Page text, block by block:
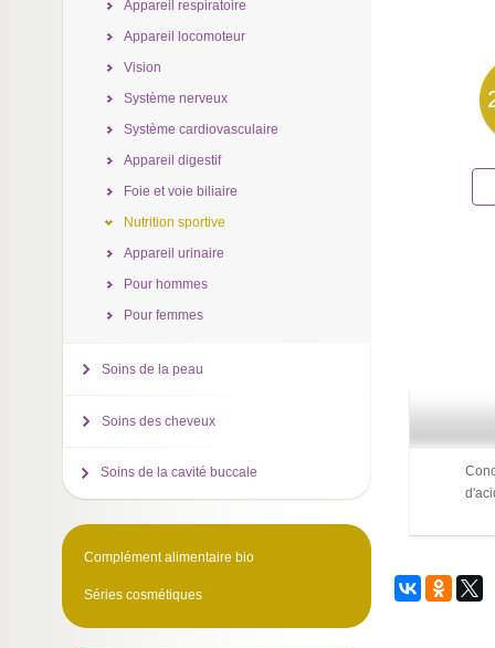
Appareil respiratoire
Appareil locomoteur
Vision
Système nerveux
Système cardiovasculaire
Appareil digestif
Foie et voie biliaire
Nutrition sportive
Appareil urinaire
Pour hommes
Pour femmes
Soins de la peau
Soins des cheveux
Soins de la cavité buccale
Complément alimentaire bio
Séries cosmétiques